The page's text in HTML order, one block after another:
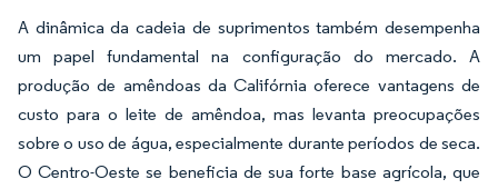
A dinâmica da cadeia de suprimentos também desempenha
um papel fundamental na configuração do mercado. A
produção de amêndoas da Califórnia oferece vantagens de
custo para o leite de amêndoa, mas levanta preocupações
sobre o uso de água, especialmente durante períodos de seca.
O Centro-Oeste se beneficia de sua forte base agrícola, que